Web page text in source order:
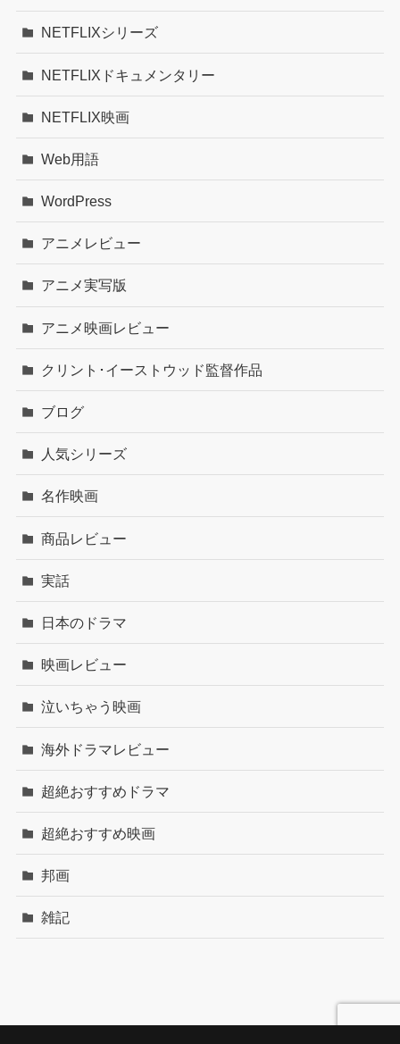
NETFLIXシリーズ
NETFLIXドキュメンタリー
NETFLIX映画
Web用語
WordPress
アニメレビュー
アニメ実写版
アニメ映画レビュー
クリント･イーストウッド監督作品
ブログ
人気シリーズ
名作映画
商品レビュー
実話
日本のドラマ
映画レビュー
泣いちゃう映画
海外ドラマレビュー
超絶おすすめドラマ
超絶おすすめ映画
邦画
雑記